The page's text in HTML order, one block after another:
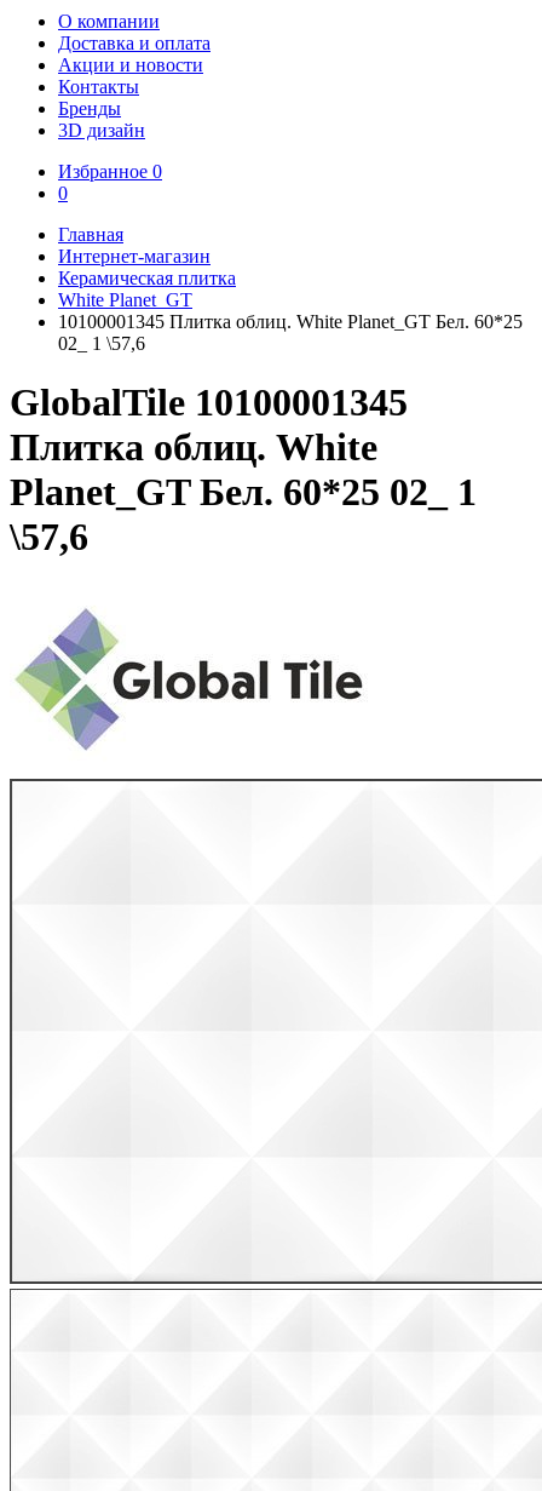
О компании
Доставка и оплата
Акции и новости
Контакты
Бренды
3D дизайн
Избранное 0
0
Главная
Интернет-магазин
Керамическая плитка
White Planet_GT
10100001345 Плитка облиц. White Planet_GT Бел. 60*25
02_ 1 \57,6
GlobalTile 10100001345
Плитка облиц. White
Planet_GT Бел. 60*25 02_ 1
\57,6